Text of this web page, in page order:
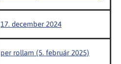
17. december 2024
per rollam (5. február 2025)